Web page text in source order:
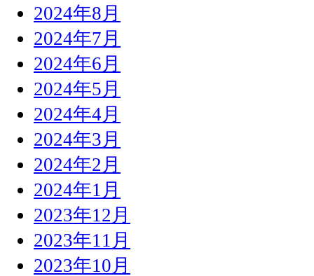
2024年8月
2024年7月
2024年6月
2024年5月
2024年4月
2024年3月
2024年2月
2024年1月
2023年12月
2023年11月
2023年10月